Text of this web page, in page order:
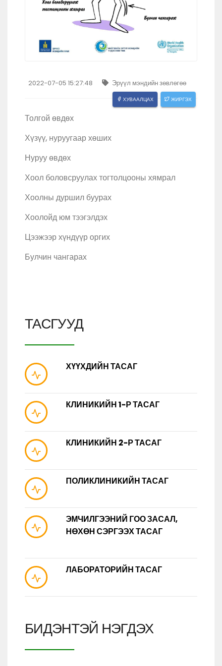
2022-07-05 15:27:48 Эрүүл мэндийн зөвлөгөө
ХУВААЛЦАХ ЖИРГЭХ
Толгой өвдөх
Хүзүү, нуруугаар хөших
Нуруу өвдөх
Хоол боловсруулах тогтолцооны хямрал
Хоолны дуршил буурах
Хоолойд юм тээгэлдэх
Цээжээр хүндүүр оргих
Булчин чангарах
ТАСГУУД
ХҮҮХДИЙН ТАСАГ
КЛИНИКИЙН 1-Р ТАСАГ
КЛИНИКИЙН 2-Р ТАСАГ
ПОЛИКЛИНИКИЙН ТАСАГ
ЭМЧИЛГЭЭНИЙ ГОО ЗАСАЛ,
НӨХӨН СЭРГЭЭХ ТАСАГ
ЛАБОРАТОРИЙН ТАСАГ
БИДЭНТЭЙ НЭГДЭХ